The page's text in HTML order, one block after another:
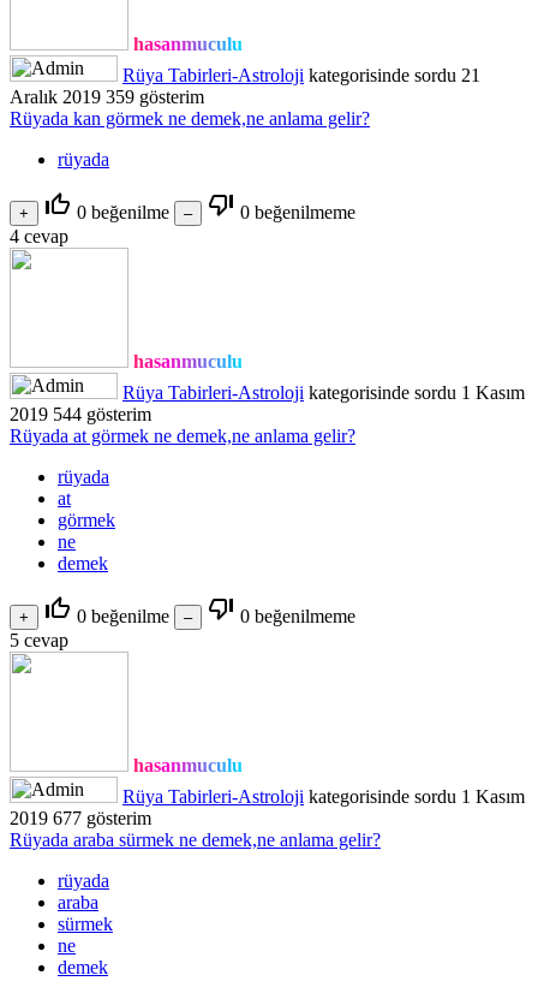
hasanmuculu
Rüya Tabirleri-Astroloji kategorisinde sordu 21
Aralık 2019 359 gösterim
Rüyada kan görmek ne demek,ne anlama gelir?
rüyada
thumb_up_off_alt 0 beğenilme thumb_down_off_alt 0 beğenilmeme
4 cevap
hasanmuculu
Rüya Tabirleri-Astroloji kategorisinde sordu 1 Kasım
2019 544 gösterim
Rüyada at görmek ne demek,ne anlama gelir?
rüyada
at
görmek
ne
demek
thumb_up_off_alt 0 beğenilme thumb_down_off_alt 0 beğenilmeme
5 cevap
hasanmuculu
Rüya Tabirleri-Astroloji kategorisinde sordu 1 Kasım
2019 677 gösterim
Rüyada araba sürmek ne demek,ne anlama gelir?
rüyada
araba
sürmek
ne
demek